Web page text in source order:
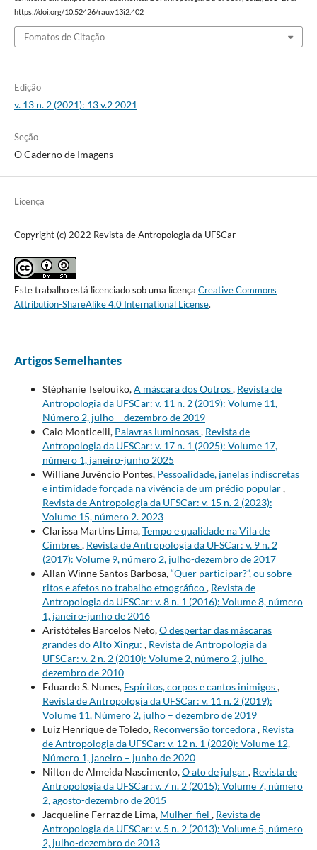
https://doi.org/10.52426/rau.v13i2.402
Fomatos de Citação
Edição
v. 13 n. 2 (2021): 13 v.2 2021
Seção
O Caderno de Imagens
Licença
Copyright (c) 2022 Revista de Antropologia da UFSCar
Este trabalho está licenciado sob uma licença Creative Commons
Attribution-ShareAlike 4.0 International License.
Artigos Semelhantes
Stéphanie Tselouiko,A máscara dos Outros, Revista de
Antropologia da UFSCar: v. 11 n. 2 (2019): Volume 11,
Número 2, julho – dezembro de 2019
Caio Monticelli, Palavras luminosas, Revista de
Antropologia da UFSCar: v. 17 n. 1 (2025): Volume 17,
número 1, janeiro-junho 2025
Williane Juvêncio Pontes, Pessoalidade, janelas indiscretas
e intimidade forçada na vivência de um prédio popular,
Revista de Antropologia da UFSCar: v. 15 n. 2 (2023):
Volume 15, número 2. 2023
Clarissa Martins Lima,Tempo e qualidade na Vila de
Cimbres, Revista de Antropologia da UFSCar: v. 9 n. 2
(2017): Volume 9, número 2, julho-dezembro de 2017
Allan Winne Santos Barbosa,“Quer participar?”, ou sobre
ritos e afetos no trabalho etnográfico, Revista de
Antropologia da UFSCar: v. 8 n. 1 (2016): Volume 8, número
1, janeiro-junho de 2016
Aristóteles Barcelos Neto,O despertar das máscaras
grandes do Alto Xingu: , Revista de Antropologia da
UFSCar: v. 2 n. 2 (2010): Volume 2, número 2, julho-
dezembro de 2010
Eduardo S. Nunes, Espíritos, corpos e cantos inimigos,
Revista de Antropologia da UFSCar: v. 11 n. 2 (2019):
Volume 11, Número 2, julho – dezembro de 2019
Luiz Henrique de Toledo, Reconversão torcedora, Revista
de Antropologia da UFSCar: v. 12 n. 1 (2020): Volume 12,
Número 1, janeiro – junho de 2020
Nilton de Almeida Nascimento,O ato de julgar, Revista de
Antropologia da UFSCar: v. 7 n. 2 (2015): Volume 7, número
2, agosto-dezembro de 2015
Jacqueline Ferraz de Lima, Mulher-fiel , Revista de
Antropologia da UFSCar: v. 5 n. 2 (2013): Volume 5, número
2, julho-dezembro de 2013